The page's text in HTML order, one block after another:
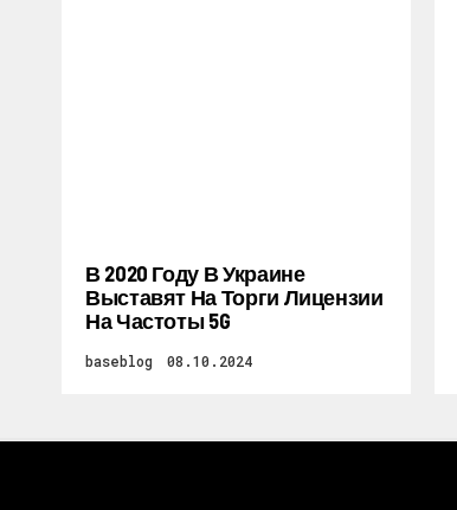
В 2020 Году В Украине
Выставят На Торги Лицензии
На Частоты 5G
baseblog 08.10.2024